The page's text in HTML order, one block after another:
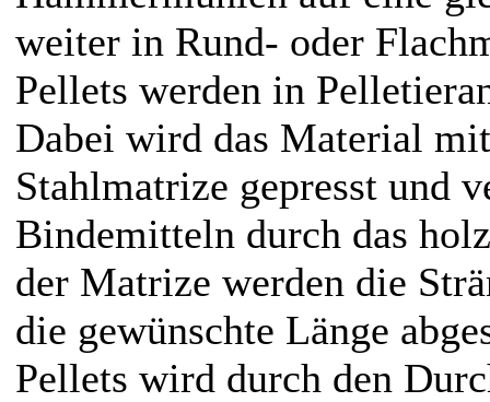
weiter in Rund- oder
Pellets werden in
Dabei wird das Material
Stahlmatrize gepresst und
Bindemitteln durch das
der Matrize werden die
die gewünschte Länge
Pellets wird durch den